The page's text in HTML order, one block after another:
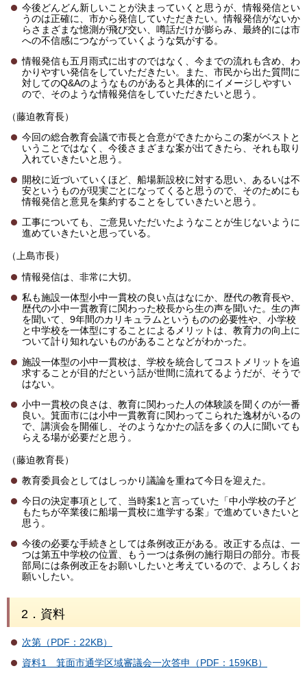
今後どんどん新しいことが決まっていくと思うが、情報発信とい
うのは正確に、市から発信していただきたい。情報発信がないか
らさまざまな憶測が飛び交い、噂話だけが膨らみ、最終的には市
への不信感につながっていくような気がする。
情報発信も五月雨式に出すのではなく、今までの流れも含め、わ
かりやすい発信をしていただきたい。また、市民から出た質問に
対してのQ&Aのようなものがあると具体的にイメージしやすい
ので、そのような情報発信をしていただきたいと思う。
（藤迫教育長）
今回の総合教育会議で市長と合意ができたからこの案がベストと
いうことではなく、今後さまざまな案が出てきたら、それも取り
入れていきたいと思う。
開校に近づいていくほど、船場新設校に対する思い、あるいは不
安というものが現実ごとになってくると思うので、そのためにも
情報発信と意見を集約することをしていきたいと思う。
工事についても、ご意見いただいたようなことが生じないように
進めていきたいと思っている。
（上島市長）
情報発信は、非常に大切。
私も施設一体型小中一貫校の良い点はなにか、歴代の教育長や、
歴代の小中一貫教育に関わった校長から生の声を聞いた。生の声
を聞いて、9年間のカリキュラムというものの必要性や、小学校
と中学校を一体型にすることによるメリットは、教育力の向上に
ついて計り知れないものがあることなどがわかった。
施設一体型の小中一貫校は、学校を統合してコストメリットを追
求することが目的だという話が世間に流れてるようだが、そうで
はない。
小中一貫校の良さは、教育に関わった人の体験談を聞くのが一番
良い。箕面市には小中一貫教育に関わってこられた逸材がいるの
で、講演会を開催し、そのようなかたの話を多くの人に聞いても
らえる場が必要だと思う。
（藤迫教育長）
教育委員会としてはしっかり議論を重ねて今日を迎えた。
今日の決定事項として、当時案1と言っていた「中小学校の子ど
もたちが卒業後に船場一貫校に進学する案」で進めていきたいと
思う。
今後の必要な手続きとしては条例改正がある。改正する点は、一
つは第五中学校の位置、もう一つは条例の施行期日の部分。市長
部局には条例改正をお願いしたいと考えているので、よろしくお
願いしたい。
2．資料
次第（PDF：22KB）
資料1 箕面市通学区域審議会一次答申（PDF：159KB）